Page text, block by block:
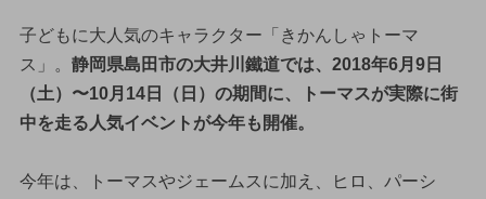
子どもに大人気のキャラクター「きかんしゃトーマ
ス」。 静岡県島田市の大井川鐵道では、2018年6月9日
（土）〜10月14日（日）の期間に、トーマスが実際に街
中を走る人気イベントが今年も開催。
今年は、トーマスやジェームスに加え、ヒロ、パーシ